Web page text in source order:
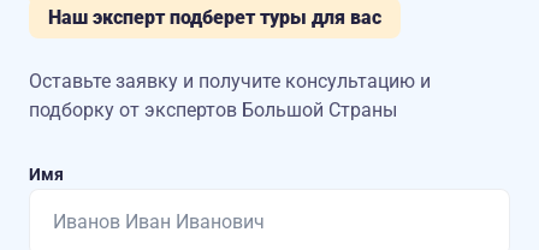
Наш эксперт подберет туры для вас
Оставьте заявку и получите консультацию и
подборку от экспертов Большой Страны
Имя